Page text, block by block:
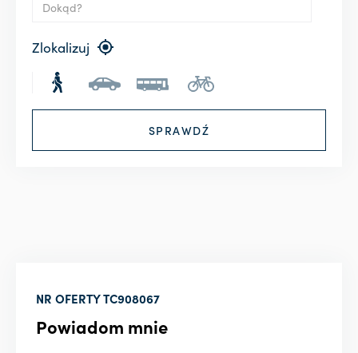
Zlokalizuj
NR OFERTYTC908067
Powiadom mnie